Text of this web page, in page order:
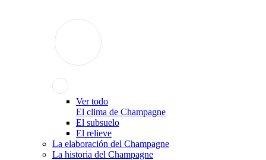
Ver todo
El clima de Champagne
El subsuelo
El relieve
La elaboración del Champagne
La historia del Champagne